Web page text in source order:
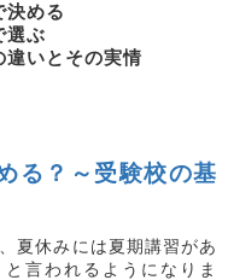
決める
選ぶ
違いとその実情
る？～受験校の基
夏休みには夏期講習があ
言われるようになりま